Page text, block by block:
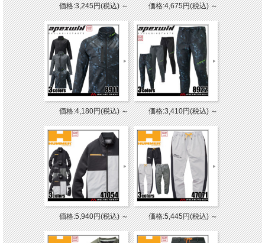
価格:3,245円(税込)～ 価格:4,675円(税込)～
価格:4,180円(税込)～ 価格:3,410円(税込)～
価格:5,940円(税込)～ 価格:5,445円(税込)～